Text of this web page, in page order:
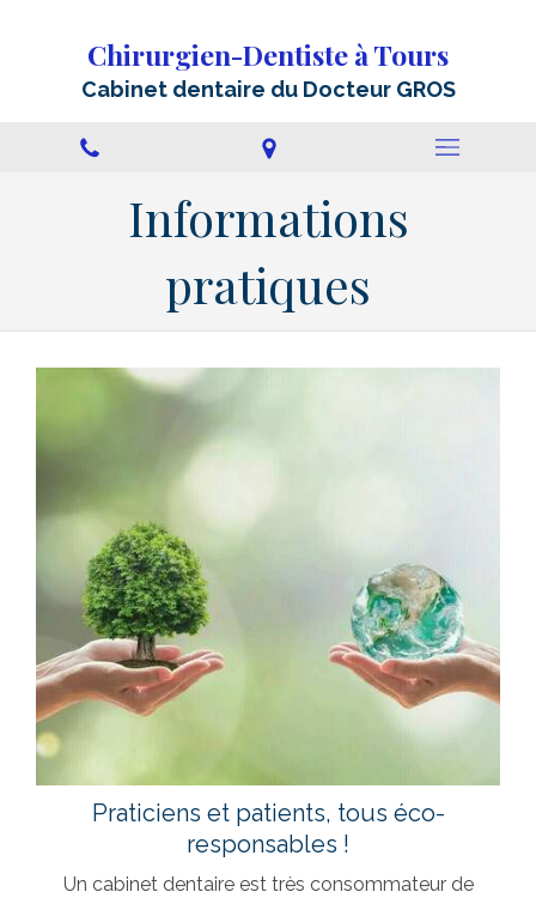
Chirurgien-Dentiste à Tours
Cabinet dentaire du Docteur GROS
Informations
pratiques
Praticiens et patients, tous éco-
responsables !
Un cabinet dentaire est très consommateur de